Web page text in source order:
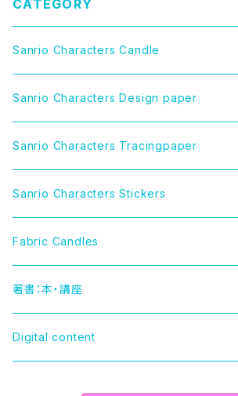
CATEGORY
Sanrio Characters Candle
CINNAMOROLL（シナモロール）
LITTLE TWIN STARS（リトルツインスターズ）
MY MELODY（マイメロディ）
MARRONCREAM（マロンクリーム）
HELLO KITTY（ハローキティー）
TUXEDOSAM（タキシードサム）
Sanrio Characters Design paper
Sanrio Characters Tracingpaper
Sanrio Characters Stickers
Fabric Candles
著書：本・講座
Digital content